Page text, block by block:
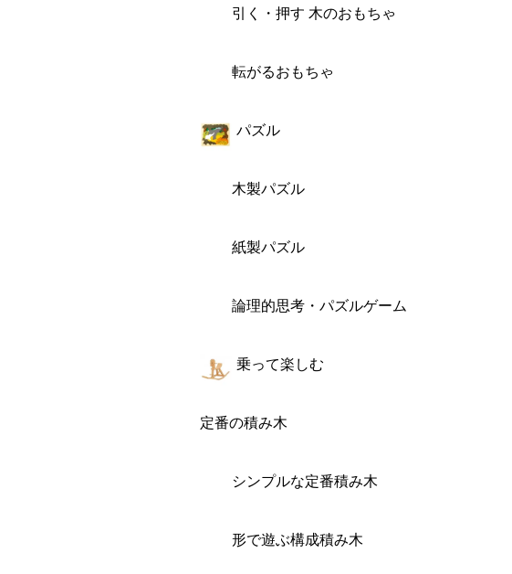
引く・押す 木のおもちゃ
転がるおもちゃ
パズル
木製パズル
紙製パズル
論理的思考・パズルゲーム
乗って楽しむ
定番の積み木
シンプルな定番積み木
形で遊ぶ構成積み木